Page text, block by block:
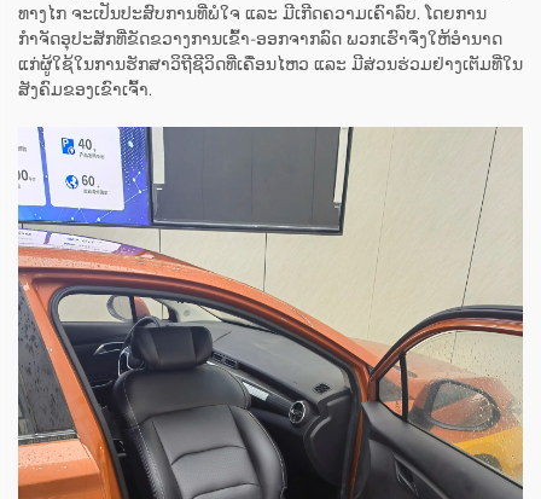
ທາງໄກ ຈະເປັນປະສົບການທີ່ພໍໃຈ ແລະ ມີເກີດຄວາມເຄົາລົບ. ໂດຍການ
ກຳຈັດອຸປະສັກທີ່ຂັດຂວາງການເຂົ້າ-ອອກຈາກລົດ ພວກເຮົາຈຶ່ງໃຫ້ອຳນາດ
ແກ່ຜູ້ໃຊ້ໃນການຮັກສາວິຖີຊີວິດທີ່ເຄື່ອນໄຫວ ແລະ ມີສ່ວນຮ່ວມຢ່າງເຕັມທີ່ໃນ
ສັງຄົມຂອງເຂົາເຈົ້າ.